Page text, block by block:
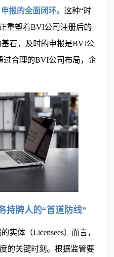
报的全面闭环。 这种“时
重塑着BVI公司注册后的
石，及时的申报是BVI公
过合理的BVI公司布局，企
持牌人的“首道防线”
实体（Licensees）而言，
的关键时刻。根据监管要